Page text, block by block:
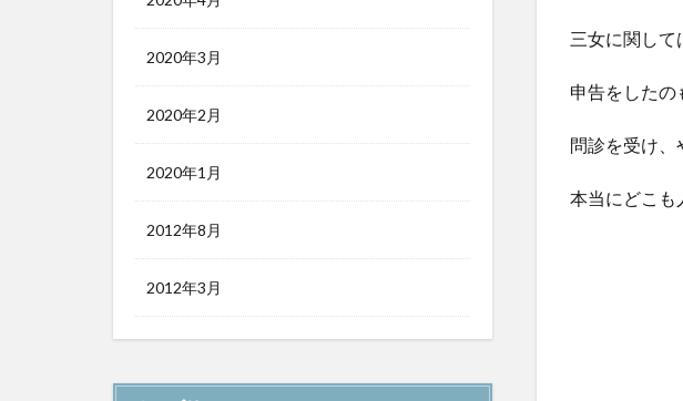
三女に関して
申告をしたの
問診を受け、
本当にどこも
2020年3月
2020年2月
2020年1月
2012年8月
2012年3月